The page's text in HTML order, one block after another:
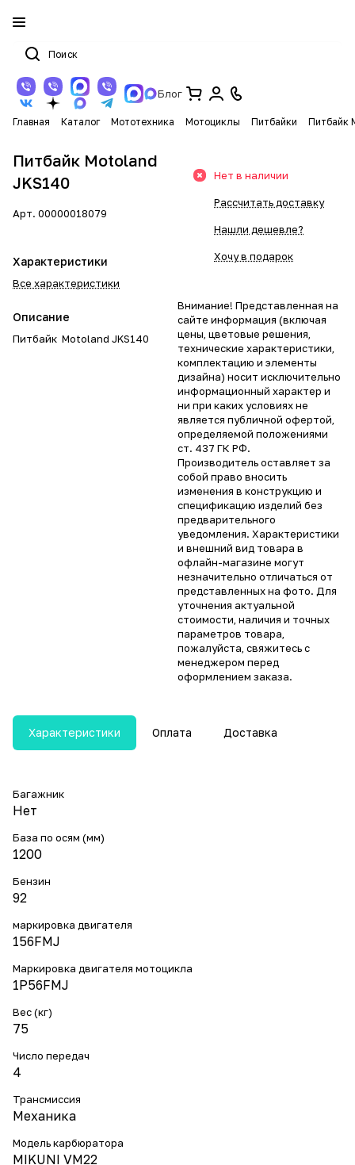
Блог
Главная Каталог Мототехника Мотоциклы Питбайки Питбайк
Питбайк Motoland
JKS140
Арт. 00000018079
Характеристики
Все характеристики
Описание
Питбайк Motoland JKS140
Нет в наличии
Рассчитать доставку
Нашли дешевле?
Хочу в подарок
Внимание! Представленная на
сайте информация (включая
цены, цветовые решения,
технические характеристики,
комплектацию и элементы
дизайна) носит исключительно
информационный характер и
ни при каких условиях не
является публичной офертой,
определяемой положениями
ст. 437 ГК РФ.
Производитель оставляет за
собой право вносить
изменения в конструкцию и
спецификацию изделий без
предварительного
уведомления. Характеристики
и внешний вид товара в
офлайн-магазине могут
незначительно отличаться от
представленных на фото. Для
уточнения актуальной
стоимости, наличия и точных
параметров товара,
пожалуйста, свяжитесь с
менеджером перед
оформлением заказа.
Характеристики Оплата Доставка
Багажник
Нет
База по осям (мм)
1200
Бензин
92
маркировка двигателя
156FMJ
Маркировка двигателя мотоцикла
1P56FMJ
Вес (кг)
75
Число передач
4
Трансмиссия
Механика
Модель карбюратора
MIKUNI VM22